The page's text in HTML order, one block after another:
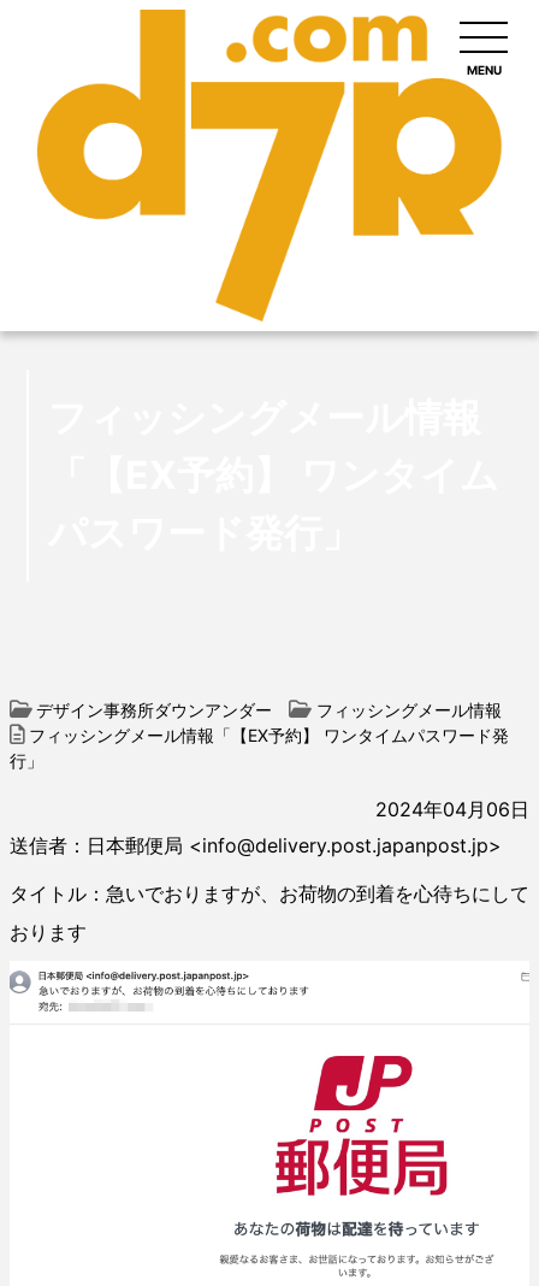
MENU
デザイン事務所ダウンアンダー
フィッシングメール情報
フィッシングメール情報「【EX予約】 ワンタイムパスワード発
行」
2024年04月06日
送信者：日本郵便局 <info@delivery.post.japanpost.jp>
タイトル：急いでおりますが、お荷物の到着を心待ちにして
おります